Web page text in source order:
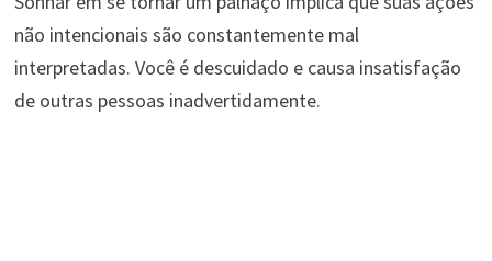
não intencionais são constantemente mal
interpretadas. Você é descuidado e causa insatisfação
de outras pessoas inadvertidamente.